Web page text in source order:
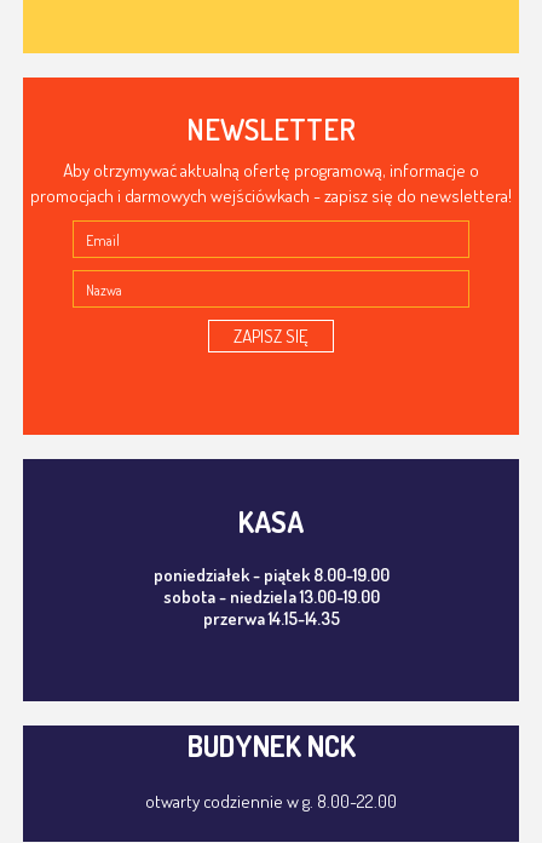
NEWSLETTER
Aby otrzymywać aktualną ofertę programową, informacje o
promocjach i darmowych wejściówkach - zapisz się do newslettera!
ZAPISZ SIĘ
KASA
poniedziałek - piątek 8.00-19.00
sobota - niedziela 13.00-19.00
przerwa 14.15-14.35
BUDYNEK NCK
otwarty codziennie w g. 8.00-22.00